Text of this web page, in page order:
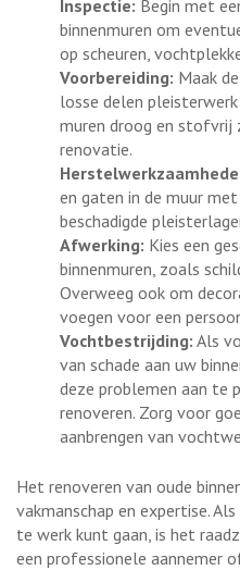
Inspectie: Begin met
binnenmuren om
op scheuren,
Voorbereiding: Maak
losse delen
muren droog en stofvrij
renovatie.
en gaten in de muur
beschadigde
Afwerking: Kies een
binnenmuren, zoals
Overweeg ook om
voegen voor een
Vochtbestrijding: Als
van schade aan uw
deze problemen aan te
renoveren. Zorg voor
aanbrengen van
Het renoveren van oude
vakmanschap en expertise.
te werk kunt gaan, is het
een professionele aannemer